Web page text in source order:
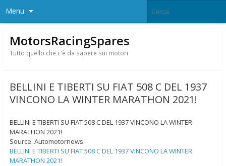
Menu
MotorsRacingSpares
Tutto quello che c'è da sapere sui motori
BELLINI E TIBERTI SU FIAT 508 C DEL 1937
VINCONO LA WINTER MARATHON 2021!
BELLINI E TIBERTI SU FIAT 508 C DEL 1937 VINCONO LA WINTER
MARATHON 2021!
Source: Automotornews
BELLINI E TIBERTI SU FIAT 508 C DEL 1937 VINCONO LA WINTER
MARATHON 2021!